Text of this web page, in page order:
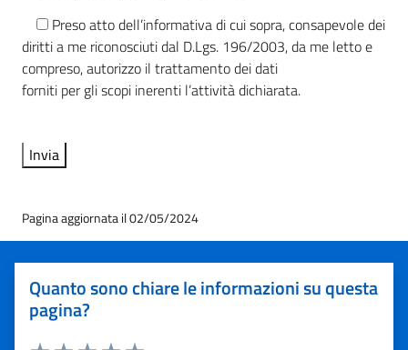
Preso atto dell’informativa di cui sopra, consapevole dei
diritti a me riconosciuti dal D.Lgs. 196/2003, da me letto e
compreso, autorizzo il trattamento dei dati
forniti per gli scopi inerenti l’attività dichiarata.
Pagina aggiornata il 02/05/2024
Quanto sono chiare le informazioni su questa
pagina?